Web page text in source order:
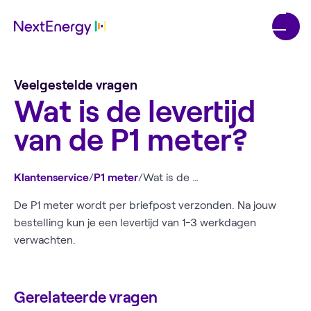
Veelgestelde vragen
Wat is de levertijd
van de P1 meter?
Klantenservice/P1 meter/ Wat is de levertijd van de P1 meter?
De P1 meter wordt per briefpost verzonden. Na jouw
bestelling kun je een levertijd van 1-3 werkdagen
verwachten.
Gerelateerde vragen